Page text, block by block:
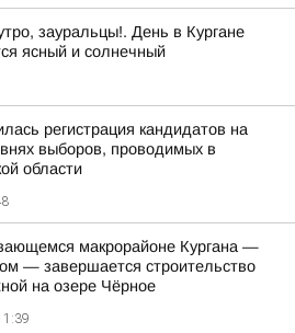
зауральцы!. День в Кургане
ясный и солнечный
регистрация кандидатов на
выборов, проводимых в
области
макрорайоне Кургана —
— завершается строительство
на озере Чёрное